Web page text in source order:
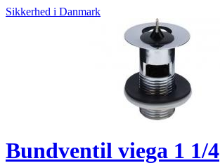
Sikkerhed i Danmark
Bundventil viega 1 1/4